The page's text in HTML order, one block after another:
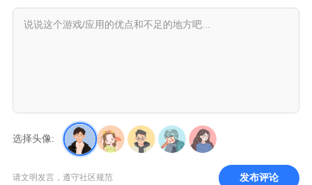
选择头像:
请文明发言，遵守社区规范 发布评论